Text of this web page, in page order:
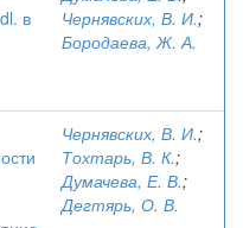
в
Чернявских, В. И.;
Бородаева, Ж. А.
Чернявских, В. И.;
Тохтарь, В. К.;
Думачева, Е. В.;
Дегтярь, О. В.